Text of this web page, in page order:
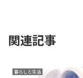
関連記事
暮らしと生活